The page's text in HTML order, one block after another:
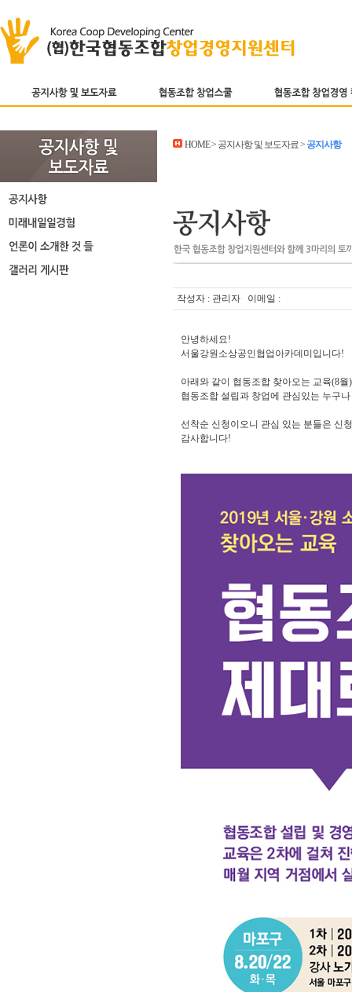
HOME > 공지사항 및 보도자료 > 공지사항
작성자 : 관리자 이메일 :
안녕하세요!
서울강원소상공인협업아카데미입니다!
아래와 같이 협동조합 찾아오는 교육(8
협동조합 설립과 창업에 관심있는 누구
선착순 신청이오니 관심 있는 분들은 신
감사합니다!